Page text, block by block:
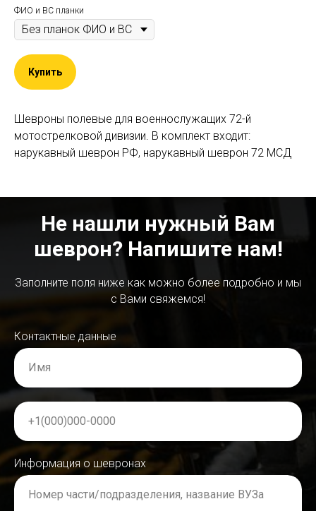
ФИО и ВС планки
Купить
Шевроны полевые для военнослужащих 72-й
мотострелковой дивизии. В комплект входит:
нарукавный шеврон РФ, нарукавный шеврон 72 МСД
Не нашли нужный Вам
шеврон? Напишите нам!
Заполните поля ниже как можно более подробно и мы
с Вами свяжемся!
Контактные данные
Имя
+1(000)000-0000
Информация о шевронах
Номер части/подразделения, название ВУЗа